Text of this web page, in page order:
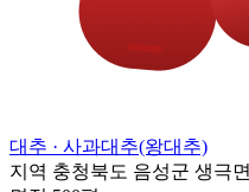
대추 · 사과대추(왕대추)
지역 충청북도 음성군 생극면